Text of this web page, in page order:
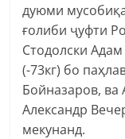
дуюми
ғолиби ҷуфти
Стодолски
(-73кг) бо
Бойназаров, ва
Александр
мекунанд.